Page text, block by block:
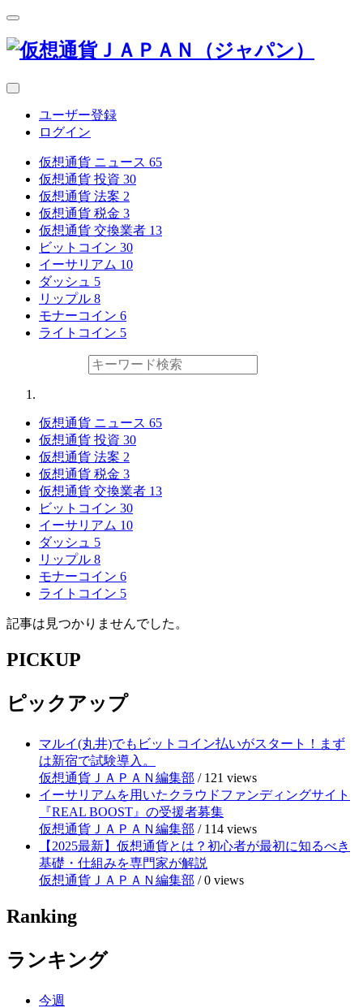
ユーザー登録
ログイン
仮想通貨 ニュース 65
仮想通貨 投資 30
仮想通貨 法案 2
仮想通貨 税金 3
仮想通貨 交換業者 13
ビットコイン 30
イーサリアム 10
ダッシュ 5
リップル 8
モナーコイン 6
ライトコイン 5
仮想通貨 ニュース 65
仮想通貨 投資 30
仮想通貨 法案 2
仮想通貨 税金 3
仮想通貨 交換業者 13
ビットコイン 30
イーサリアム 10
ダッシュ 5
リップル 8
モナーコイン 6
ライトコイン 5
記事は見つかりませんでした。
PICKUP
ピックアップ
マルイ(丸井)でもビットコイン払いがスタート！まず
は新宿で試験導入。
仮想通貨ＪＡＰＡＮ編集部 / 121 views
イーサリアムを用いたクラウドファンディングサイト
『REAL BOOST』の受援者募集
仮想通貨ＪＡＰＡＮ編集部 / 114 views
【2025最新】仮想通貨とは？初心者が最初に知るべき
基礎・仕組みを専門家が解説
仮想通貨ＪＡＰＡＮ編集部 /0 views
Ranking
ランキング
今週